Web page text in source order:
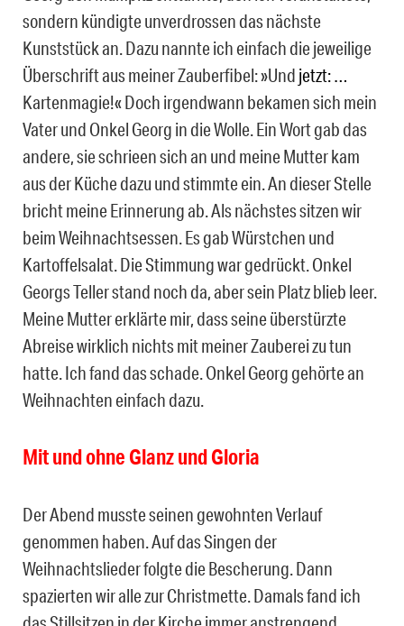
sondern kündigte unverdrossen das nächste
Kunststück an. Dazu nannte ich einfach die jeweilige
Überschrift aus meiner Zauberfibel: »Und jetzt: …
Kartenmagie!« Doch irgendwann bekamen sich mein
Vater und Onkel Georg in die Wolle. Ein Wort gab das
andere, sie schrieen sich an und meine Mutter kam
aus der Küche dazu und stimmte ein. An dieser Stelle
bricht meine Erinnerung ab. Als nächstes sitzen wir
beim Weihnachtsessen. Es gab Würstchen und
Kartoffelsalat. Die Stimmung war gedrückt. Onkel
Georgs Teller stand noch da, aber sein Platz blieb leer.
Meine Mutter erklärte mir, dass seine überstürzte
Abreise wirklich nichts mit meiner Zauberei zu tun
hatte. Ich fand das schade. Onkel Georg gehörte an
Weihnachten einfach dazu.
Mit und ohne Glanz und Gloria
Der Abend musste seinen gewohnten Verlauf
genommen haben. Auf das Singen der
Weihnachtslieder folgte die Bescherung. Dann
spazierten wir alle zur Christmette. Damals fand ich